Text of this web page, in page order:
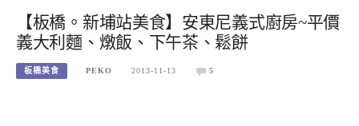
【板橋。新埔站美食】安東尼義式廚房~平價
義大利麵、燉飯、下午茶、鬆餅
板橋美食 PEKO 2013-11-13 5